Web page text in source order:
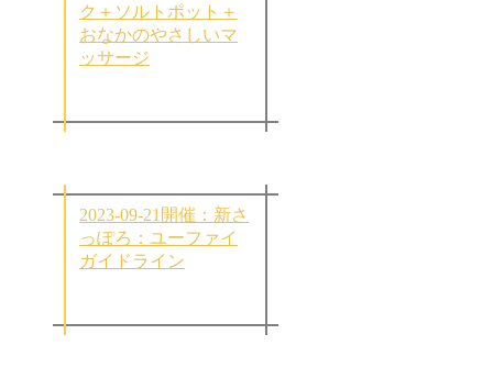
ク＋ソルトポット＋
おなかのやさしいマ
ッサージ
2023-09-21開催：新さ
っぽろ：ユーファイ
ガイドライン